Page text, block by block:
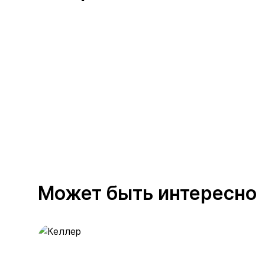
Может быть интересно